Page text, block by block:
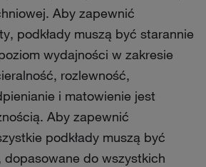
Aby zapewnić
podkłady muszą być starannie
wydajności w zakresie
rozlewność,
i matowienie jest
Aby zapewnić
podkłady muszą być
dopasowane do wszystkich